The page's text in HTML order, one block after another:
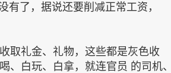
有了，据说还要削减正常工资，
取礼金、礼物，这些都是灰色收
、白玩、白拿，就连官员 的司机、